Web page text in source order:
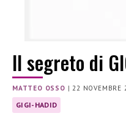
Il segreto di
MATTEO OSSO | 22 NOVEMBRE
GIGI-HADID